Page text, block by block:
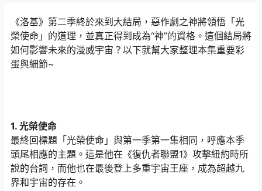
《洛基》第二季終於來到大結局，惡作劇之神將領悟「光
榮使命」的道理，並真正得到成為“神”的資格。這個結局將
如何影響未來的漫威宇宙？以下就幫大家整理本集重要彩
蛋與細節~
1. 光榮使命
最終回標題「光榮使命」與第一季第一集相同，呼應本季
頭尾相應的主題。這是他在《復仇者聯盟1》攻擊紐約時所
說的台詞，而他也在最後登上多重宇宙王座，成為超越九
界和宇宙的存在。